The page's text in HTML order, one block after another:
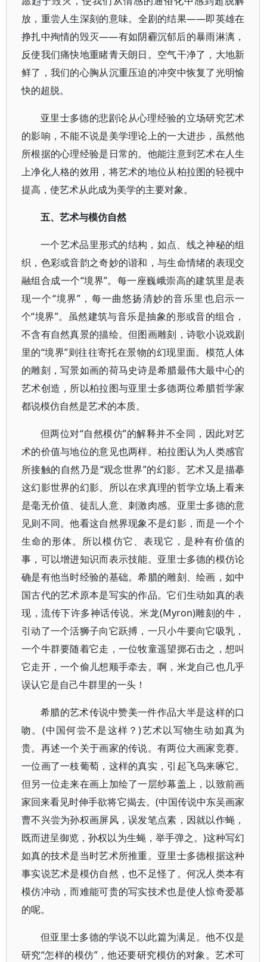
放，重尝人生深刻的意味。全剧的结果——即英雄在
挣扎中殉情的毁灭——有如阴霾沉郁后的暴雨淋漓，
反使我们痛快地重睹青天朗日。空气干净了，大地新
鲜了，我们的心胸从沉重压迫的冲突中恢复了光明愉
快的超脱。
亚里士多德的悲剧论从心理经验的立场研究艺术
的影响，不能不说是美学理论上的一大进步，虽然他
所根据的心理经验是日常的。他能注意到艺术在人生
上净化人格的效用，将艺术的地位从柏拉图的轻视中
提高，使艺术从此成为美学的主要对象。
五、艺术与模仿自然
一个艺术品里形式的结构，如点、线之神秘的组
织，色彩或音韵之奇妙的谐和，与生命情绪的表现交
融组合成一个“境界”。每一座巍峨崇高的建筑里是表
现一个“境界”，每一曲悠扬清妙的音乐里也启示一
个“境界”。虽然建筑与音乐是抽象的形或音的组合，
不含有自然真景的描绘。但图画雕刻，诗歌小说戏剧
里的“境界”则往往寄托在景物的幻现里面。模范人体
的雕刻，写景如画的荷马史诗是希腊最伟大最中心的
艺术创造，所以柏拉图与亚里士多德两位希腊哲学家
都说模仿自然是艺术的本质。
但两位对“自然模仿”的解释并不全同，因此对艺
术的价值与地位的意见也两样。柏拉图认为人类感官
所接触的自然乃是“观念世界”的幻影。艺术又是描摹
这幻影世界的幻影。所以在求真理的哲学立场上看来
是毫无价值、徒乱人意、刺激肉感。亚里士多德的意
见则不同。他看这自然界现象不是幻影，而是一个个
生命的形体。所以模仿它、表现它，是种有价值的
事，可以增进知识而表示技能。亚里士多德的模仿论
确是有他当时经验的基础。希腊的雕刻、绘画，如中
国古代的艺术原本是写实的作品。它们生动如真的表
现，流传下许多神话传说。米龙(Myron)雕刻的牛，
引动了一个活狮子向它跃搏，一只小牛要向它吸乳，
一个牛群要随着它走，一位牧童遥望掷石击之，想叫
它走开，一个偷儿想顺手牵去。啊，米龙自己也几乎
误认它是自己牛群里的一头！
希腊的艺术传说中赞美一件作品大半是这样的口
吻。(中国何尝不是这样？)艺术以写物生动如真为
贵。再述一个关于画家的传说。有两位大画家竞赛。
一位画了一枝葡萄，这样的真实，引起飞鸟来啄它。
但另一位走来在画上加绘了一层纱幕盖上，以致前画
家回来看见时伸手欲将它揭去。(中国传说中东吴画家
曹不兴尝为孙权画屏风，误发笔点素，因就以作蝇，
既而进呈御览，孙权以为生蝇，举手弹之。)这种写幻
如真的技术是当时艺术所推重。亚里士多德根据这种
事实说艺术是模仿自然，也不足怪了。何况人类本有
模仿冲动，而难能可贵的写实技术也是使人惊奇爱慕
的呢。
但亚里士多德的学说不以此篇为满足。他不仅是
研究“怎样的模仿”，他还要研究模仿的对象。艺术可